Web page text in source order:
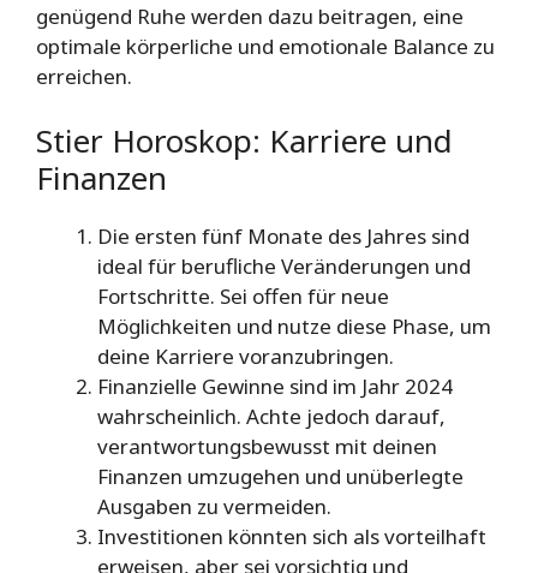
genügend Ruhe werden dazu beitragen, eine
optimale körperliche und emotionale Balance zu
erreichen.
Stier Horoskop: Karriere und
Finanzen
Die ersten fünf Monate des Jahres sind
ideal für berufliche Veränderungen und
Fortschritte. Sei offen für neue
Möglichkeiten und nutze diese Phase, um
deine Karriere voranzubringen.
Finanzielle Gewinne sind im Jahr 2024
wahrscheinlich. Achte jedoch darauf,
verantwortungsbewusst mit deinen
Finanzen umzugehen und unüberlegte
Ausgaben zu vermeiden.
Investitionen könnten sich als vorteilhaft
erweisen, aber sei vorsichtig und